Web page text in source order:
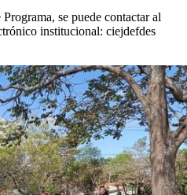
se puede contactar al
institucional: ciejdefdes